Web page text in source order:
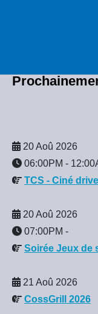
20 Aoû 2026
06:00PM -
TCS - Ciné
20 Aoû 2026
07:00PM -
Soirée Jeux de
21 Aoû 2026
CossGrill 2026